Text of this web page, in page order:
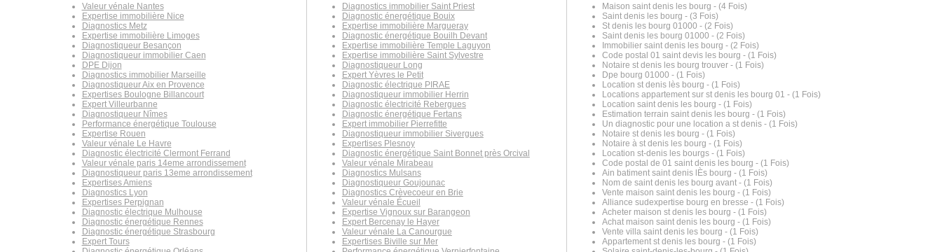
Valeur vénale Nantes
Expertise immobilière Nice
Diagnostics Metz
Expertise immobilière Limoges
Diagnostiqueur Besançon
Diagnostiqueur immobilier Caen
DPE Dijon
Diagnostics immobilier Marseille
Diagnostiqueur Aix en Provence
Expertises Boulogne Billancourt
Expert Villeurbanne
Diagnostiqueur Nîmes
Performance énergétique Toulouse
Expertise Rouen
Valeur vénale Le Havre
Diagnostic électricité Clermont Ferrand
Valeur vénale paris 14eme arrondissement
Diagnostiqueur paris 13eme arrondissement
Expertises Amiens
Diagnostics Lyon
Expertises Perpignan
Diagnostic électrique Mulhouse
Diagnostic énergétique Rennes
Diagnostic énergétique Strasbourg
Expert Tours
Diagnostics immobilier Saint Priest
Diagnostic énergétique Bouix
Expertise immobilière Margueray
Diagnostic énergétique Bouilh Devant
Expertise immobilière Temple Laguyon
Expertise immobilière Saint Sylvestre
Diagnostiqueur Long
Expert Yèvres le Petit
Diagnostic électrique PIRAE
Diagnostiqueur immobilier Herrin
Diagnostic électricité Rebergues
Diagnostic énergétique Fertans
Expert immobilier Pierrefitte
Diagnostiqueur immobilier Sivergues
Expertises Plesnoy
Diagnostic énergétique Saint Bonnet près Orcival
Valeur vénale Mirabeau
Diagnostics Mulsans
Diagnostiqueur Goujounac
Diagnostics Crèvecoeur en Brie
Valeur vénale Écueil
Expertise Vignoux sur Barangeon
Expert Bercenay le Hayer
Valeur vénale La Canourgue
Expertises Biville sur Mer
Maison saint denis les bourg - (4 Fois)
Saint denis les bourg - (3 Fois)
St denis les bourg 01000 - (2 Fois)
Saint denis les bourg 01000 - (2 Fois)
Immobilier saint denis les bourg - (2 Fois)
Code postal 01 saint devis les bourg - (1 Fois)
Notaire st denis les bourg trouver - (1 Fois)
Dpe bourg 01000 - (1 Fois)
Location st denis lès bourg - (1 Fois)
Locations appartement sur st denis les bourg 01 - (1 Fois)
Location saint denis les bourg - (1 Fois)
Estimation terrain saint denis les bourg - (1 Fois)
Un diagnostic pour une location a st denis - (1 Fois)
Notaire st denis les bourg - (1 Fois)
Notaire à st denis les bourg - (1 Fois)
Location st-denis les bourgs - (1 Fois)
Code postal de 01 saint denis les bourg - (1 Fois)
Ain batiment saint denis lÈs bourg - (1 Fois)
Nom de saint denis les bourg avant - (1 Fois)
Vente maison saint denis les bourg - (1 Fois)
Alliance sudexpertise bourg en bresse - (1 Fois)
Acheter maison st denis les bourg - (1 Fois)
Achat maison saint denis les bourg - (1 Fois)
Vente villa saint denis les bourg - (1 Fois)
Appartement st denis les bourg - (1 Fois)